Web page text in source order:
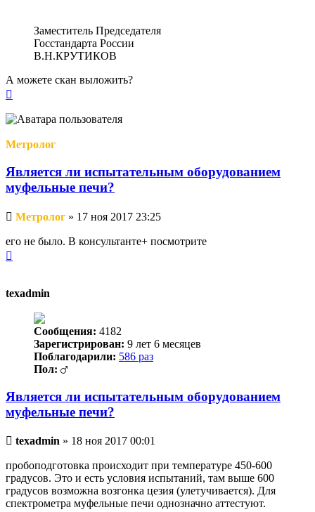
Заместитель Председателя
Госстандарта России
В.Н.КРУТИКОВ
А можете скан выложить?
началу
Метролог
Является ли испытательным оборудованием
муфельные печи?
Непрочитанное
сообщение
Метролог » 17 ноя 2017 23:25
его не было. В консультанте+ посмотрите
texadmin
Сообщения: 4182
Зарегистрирован: 9 лет 6 месяцев
Поблагодарили: 586 раз
Пол:
Является ли испытательным оборудованием
муфельные печи?
Непрочитанное
texadmin » 18 ноя 2017 00:01
пробоподготовка происходит при температуре 450-600
градусов. Это и есть условия испытаний, там выше 600
градусов возможна возгонка цезия (улетучивается). Для
спектрометра муфельные печи однозначно аттестуют.